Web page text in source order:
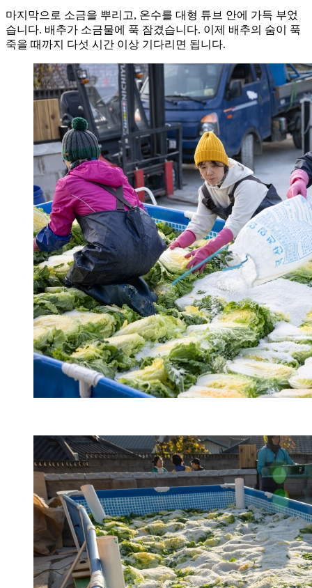
마지막으로 소금을 뿌리고, 온수를 대형 튜브 안에 가득 부었
습니다. 배추가 소금물에 푹 잠겼습니다. 이제 배추의 숨이 푹
죽을 때까지 다섯 시간 이상 기다리면 됩니다.